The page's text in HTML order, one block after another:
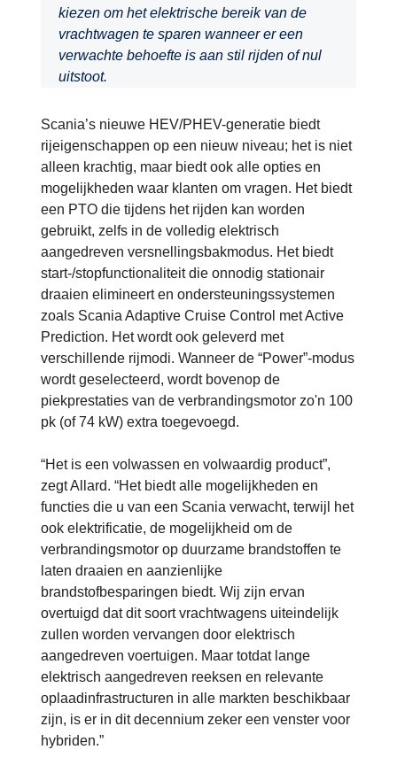
kiezen om het elektrische bereik van de
vrachtwagen te sparen wanneer er een
verwachte behoefte is aan stil rijden of nul
uitstoot.
Scania’s nieuwe HEV/PHEV-generatie biedt
rijeigenschappen op een nieuw niveau; het is niet
alleen krachtig, maar biedt ook alle opties en
mogelijkheden waar klanten om vragen. Het biedt
een PTO die tijdens het rijden kan worden
gebruikt, zelfs in de volledig elektrisch
aangedreven versnellingsbakmodus. Het biedt
start-/stopfunctionaliteit die onnodig stationair
draaien elimineert en ondersteuningssystemen
zoals Scania Adaptive Cruise Control met Active
Prediction. Het wordt ook geleverd met
verschillende rijmodi. Wanneer de “Power”-modus
wordt geselecteerd, wordt bovenop de
piekprestaties van de verbrandingsmotor zo'n 100
pk (of 74 kW) extra toegevoegd.
“Het is een volwassen en volwaardig product”,
zegt Allard. “Het biedt alle mogelijkheden en
functies die u van een Scania verwacht, terwijl het
ook elektrificatie, de mogelijkheid om de
verbrandingsmotor op duurzame brandstoffen te
laten draaien en aanzienlijke
brandstofbesparingen biedt. Wij zijn ervan
overtuigd dat dit soort vrachtwagens uiteindelijk
zullen worden vervangen door elektrisch
aangedreven voertuigen. Maar totdat lange
elektrisch aangedreven reeksen en relevante
oplaadinfrastructuren in alle markten beschikbaar
zijn, is er in dit decennium zeker een venster voor
hybriden.”